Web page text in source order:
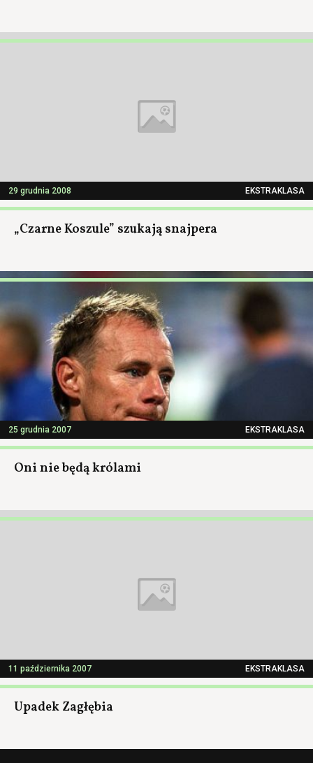
29 grudnia 2008 EKSTRAKLASA
„Czarne Koszule” szukają snajpera
25 grudnia 2007 EKSTRAKLASA
Oni nie będą królami
11 października 2007 EKSTRAKLASA
Upadek Zagłębia